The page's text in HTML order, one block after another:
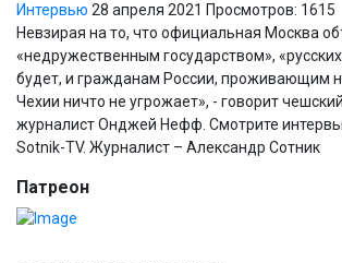
Интервью 28 апреля 2021 Просмотров: 1615
Невзирая на то, что официальная Москва
«недружественным государством»,
будет, и гражданам России, проживающим
Чехии ничто не угрожает», - говорит
журналист Онджей Нефф. Смотрите
Sotnik-TV. Журналист – Александр Сотник
Патреон